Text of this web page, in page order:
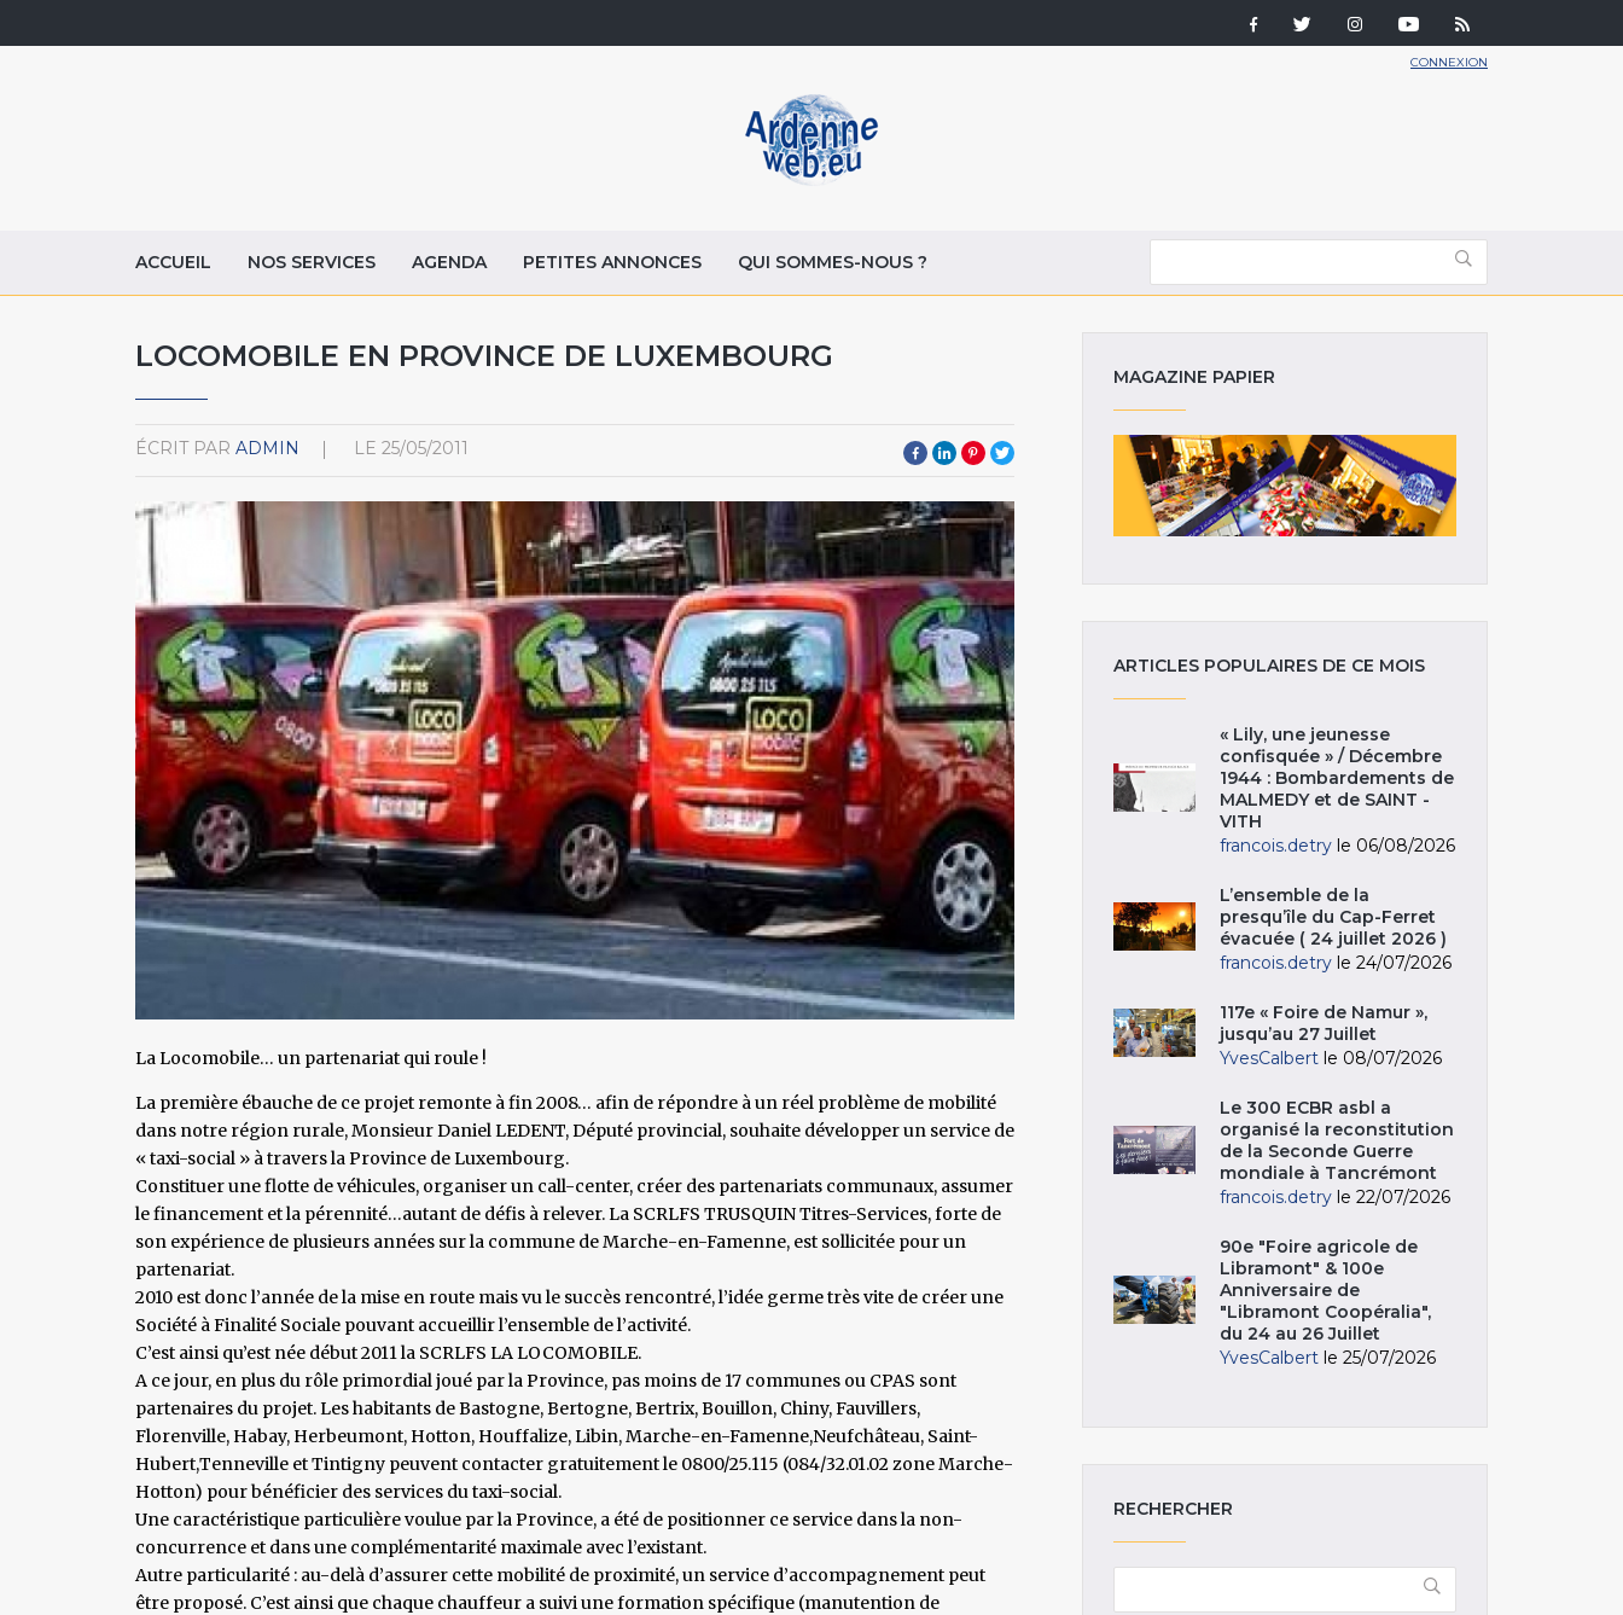
CONNEXION
ACCUEIL NOS SERVICES AGENDA PETITES ANNONCES QUI SOMMES-NOUS ?
LOCOMOBILE EN PROVINCE DE LUXEMBOURG
ÉCRIT PAR ADMIN LE 25/05/2011
La Locomobile… un partenariat qui roule !
La première ébauche de ce projet remonte à fin 2008… afin de répondre à un réel problème de mobilité
dans notre région rurale, Monsieur Daniel LEDENT, Député provincial, souhaite développer un service de
« taxi-social » à travers la Province de Luxembourg.
Constituer une flotte de véhicules, organiser un call-center, créer des partenariats communaux, assumer
le financement et la pérennité…autant de défis à relever. La SCRLFS TRUSQUIN Titres-Services, forte de
son expérience de plusieurs années sur la commune de Marche-en-Famenne, est sollicitée pour un
partenariat.
2010 est donc l’année de la mise en route mais vu le succès rencontré, l’idée germe très vite de créer une
Société à Finalité Sociale pouvant accueillir l’ensemble de l’activité.
C’est ainsi qu’est née début 2011 la SCRLFS LA LOCOMOBILE.
A ce jour, en plus du rôle primordial joué par la Province, pas moins de 17 communes ou CPAS sont
partenaires du projet. Les habitants de Bastogne, Bertogne, Bertrix, Bouillon, Chiny, Fauvillers,
Florenville, Habay, Herbeumont, Hotton, Houffalize, Libin, Marche-en-Famenne,Neufchâteau, Saint-
Hubert,Tenneville et Tintigny peuvent contacter gratuitement le 0800/25.115 (084/32.01.02 zone Marche-
Hotton) pour bénéficier des services du taxi-social.
Une caractéristique particulière voulue par la Province, a été de positionner ce service dans la non-
concurrence et dans une complémentarité maximale avec l’existant.
Autre particularité : au-delà d’assurer cette mobilité de proximité, un service d’accompagnement peut
être proposé. C’est ainsi que chaque chauffeur a suivi une formation spécifique (manutention de
MAGAZINE PAPIER
ARTICLES POPULAIRES DE CE MOIS
« Lily, une jeunesse
confisquée » / Décembre
1944 : Bombardements de
MALMEDY et de SAINT -
VITH
francois.detry le 06/08/2026
L’ensemble de la
presqu’île du Cap-Ferret
évacuée ( 24 juillet 2026 )
francois.detry le 24/07/2026
117e « Foire de Namur »,
jusqu’au 27 Juillet
YvesCalbert le 08/07/2026
Le 300 ECBR asbl a
organisé la reconstitution
de la Seconde Guerre
mondiale à Tancrémont
francois.detry le 22/07/2026
90e "Foire agricole de
Libramont" & 100e
Anniversaire de
"Libramont Coopéralia",
du 24 au 26 Juillet
YvesCalbert le 25/07/2026
RECHERCHER